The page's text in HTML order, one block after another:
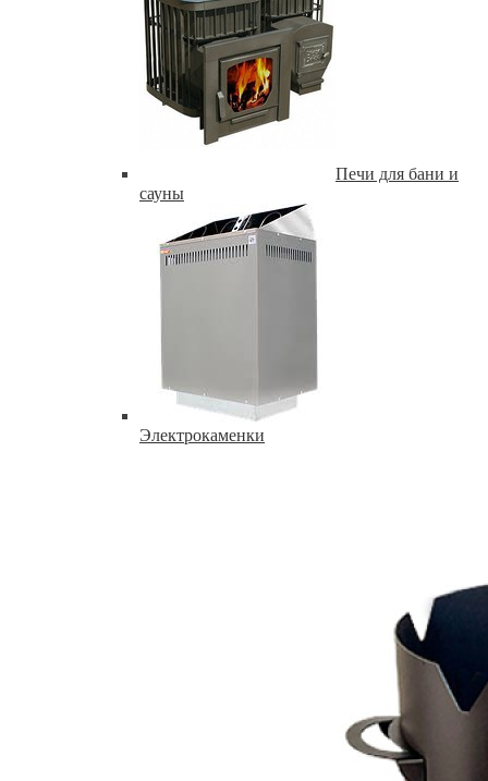
Печи для бани и
сауны
Электрокаменки